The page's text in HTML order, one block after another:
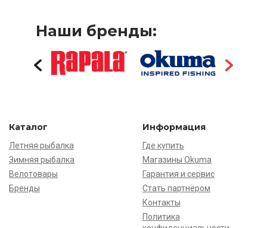
Наши бренды:
Каталог
Летняя рыбалка
Зимняя рыбалка
Велотовары
Бренды
Информация
Где купить
Магазины Okuma
Гарантия и сервис
Стать партнёром
Контакты
Политика